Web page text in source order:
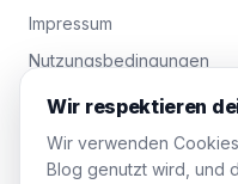
Impressum
Nutzungsbedingungen
Datenschutzrichtlinie
Cookies verwalten
Wir respektieren
Wir verwenden
Blog genutzt wird, und